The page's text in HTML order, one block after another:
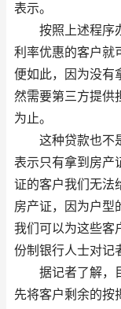
表示。
按照上述程序
利率优惠的客户就
便如此，因为没有
然需要第三方提供
为止。
这种贷款也不
表示只有拿到房产
证的客户我们无法
房产证，因为户型
我们可以为这些客
份制银行人士对记
据记者了解，
先将客户剩余的按